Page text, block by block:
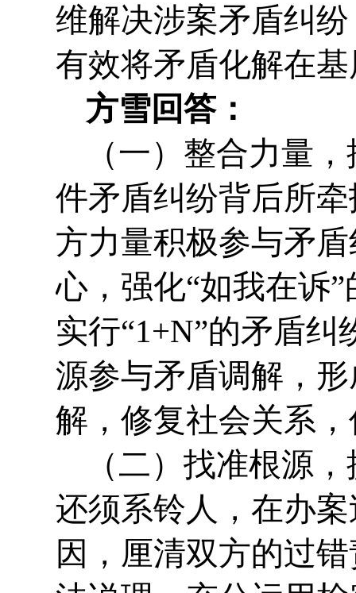
维解决涉案矛盾纠
有效将矛盾化解在
方雪回答：
（一）整合力量
件矛盾纠纷背后所
方力量积极参与矛
心，强化“如我在诉
实行“1+N”的矛盾
源参与矛盾调解，
解，修复社会关系
（二）找准根源
还须系铃人，在办
因，厘清双方的过